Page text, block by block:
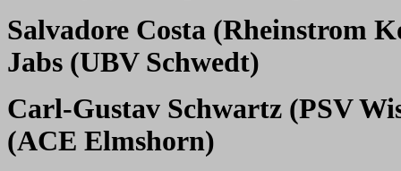
Salvadore Costa (Rheinstrom
Jabs (UBV Schwedt)
Carl-Gustav Schwartz (PSV
(ACE Elmshorn)